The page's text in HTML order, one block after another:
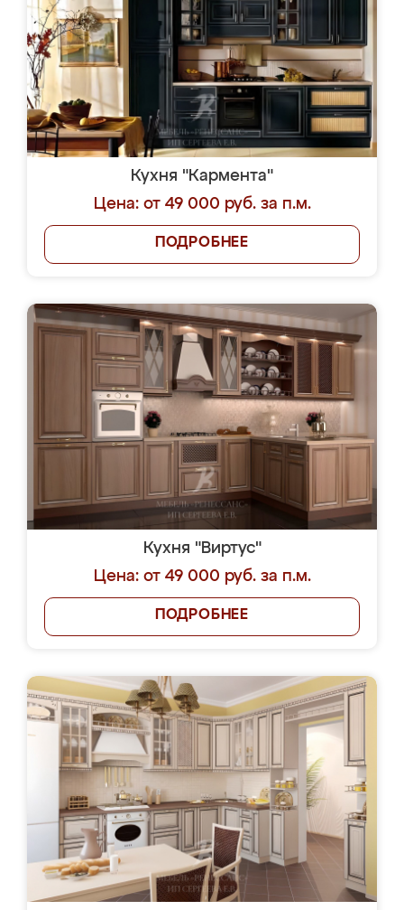
Кухня "Кармента"
Цена: от 49 000 руб. за п.м.
ПОДРОБНЕЕ
Кухня "Виртус"
Цена: от 49 000 руб. за п.м.
ПОДРОБНЕЕ